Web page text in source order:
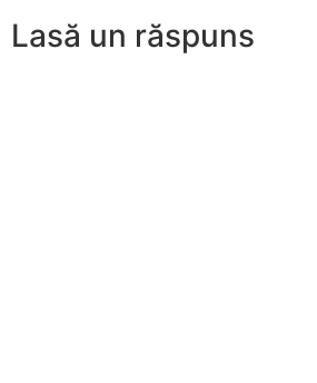
Lasă un răspuns